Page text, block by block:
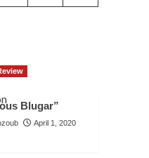
Blugar”
April 1, 2020